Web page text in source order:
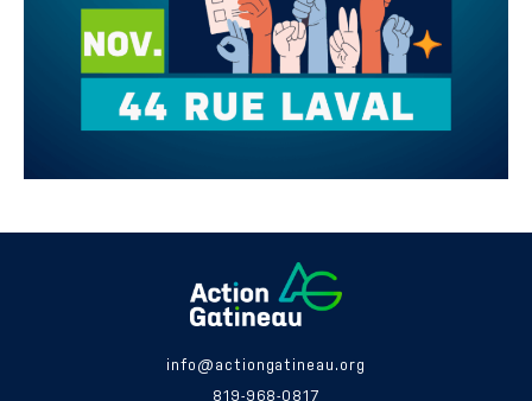
info@actiongatineau.org
819-968-0817